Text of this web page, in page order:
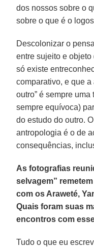
dos nossos sobre o
sobre o que é o
Descolonizar o
entre sujeito e
só existe
comparativo, e que
outro” é sempre
sempre equívoca)
do estudo do outro.
antropologia é o de
consequências,
As fotografias
selvagem”
com os Araweté,
Quais foram suas
encontros com
Tudo o que eu